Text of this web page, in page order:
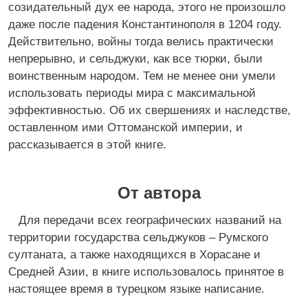
созидательный дух ее народа, этого не произошло
даже после падения Константинополя в 1204 году.
Действительно, войны тогда велись практически
непрерывно, и сельджуки, как все тюрки, были
воинственным народом. Тем не менее они умели
использовать периоды мира с максимальной
эффективностью. Об их свершениях и наследстве,
оставленном ими Оттоманской империи, и
рассказывается в этой книге.
От автора
Для передачи всех географических названий на
территории государства сельджуков – Румского
султаната, а также находящихся в Хорасане и
Средней Азии, в книге использовалось принятое в
настоящее время в турецком языке написание.